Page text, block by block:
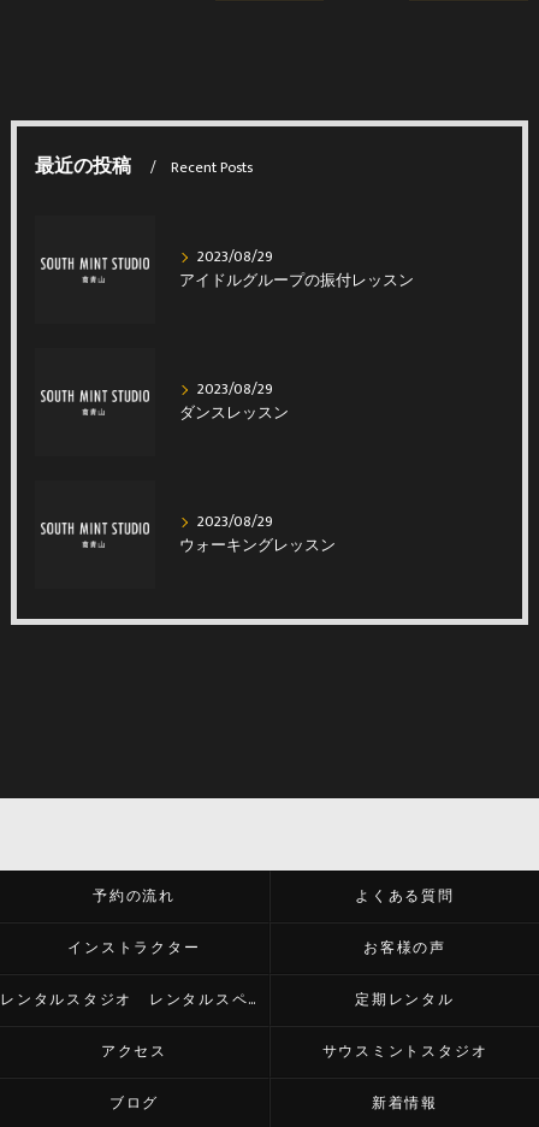
最近の投稿 Recent Posts
2023/08/29
アイドルグループの振付レッスン
2023/08/29
ダンスレッスン
2023/08/29
ウォーキングレッスン
予約の流れ よくある質問
インストラクター お客様の声
レンタルスタジオ レンタルスペース 定期レンタル
アクセス サウスミントスタジオ
ブログ 新着情報